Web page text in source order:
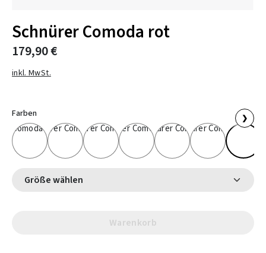
Schnürer Comoda rot
179,90 €
inkl. MwSt.
Farben ❯
Größe wählen
Warenkorb